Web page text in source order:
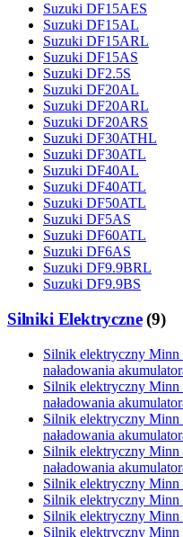
Suzuki DF15AES
Suzuki DF15AL
Suzuki DF15ARL
Suzuki DF15AS
Suzuki DF2.5S
Suzuki DF20AL
Suzuki DF20ARL
Suzuki DF20ARS
Suzuki DF30ATHL
Suzuki DF30ATL
Suzuki DF40AL
Suzuki DF40ATL
Suzuki DF50ATL
Suzuki DF5AS
Suzuki DF60ATL
Suzuki DF6AS
Suzuki DF9.9BRL
Suzuki DF9.9BS
Silniki Elektryczne (9)
Silnik elektryczny Minn
naładowania
Silnik elektryczny Minn
naładowania
Silnik elektryczny Minn
naładowania
Silnik elektryczny Minn
naładowania
Silnik elektryczny
Silnik elektryczny
Silnik elektryczny Minn
Silnik elektryczny Minn